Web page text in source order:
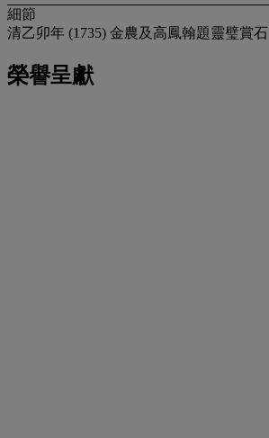
細節
清乙卯年 (1735) 金農及高鳳翰題靈璧賞石
榮譽呈獻